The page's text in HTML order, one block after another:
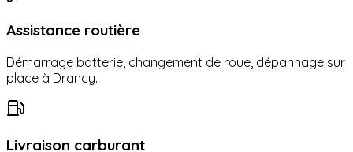
Assistance routière
Démarrage batterie, changement de roue, dépannage sur
place à Drancy.
Livraison carburant